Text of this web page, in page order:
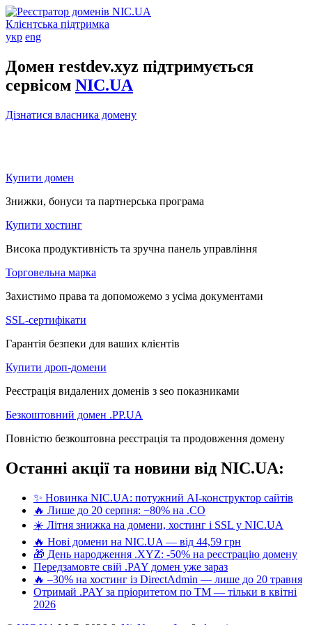
Клієнтська підтримка
укр eng
Домен restdev.xyz підтримується
сервісом NIC.UA
Дізнатися власника домену
Купити домен
Знижки, бонуси та партнерська програма
Купити хостинг
Висока продуктивність та зручна панель управління
Торговельна марка
Захистимо права та допоможемо з усіма документами
SSL-сертифікати
Гарантія безпеки для ваших клієнтів
Купити дроп-домени
Реєстрація видалених доменів з seo показниками
Безкоштовний домен .PP.UA
Повністю безкоштовна реєстрація та продовження домену
Останні акції та новини від NIC.UA:
✨ Новинка NIC.UA: потужний AI-конструктор сайтів
🔥 Лише до 20 серпня: −80% на .CO
☀️ Літня знижка на домени, хостинг і SSL у NIC.UA
🔥 Нові домени на NIC.UA — від 44,59 грн
🎁 День народження .XYZ: -50% на реєстрацію домену
Передзамовте свій .PAY домен уже зараз
🔥 –30% на хостинг із DirectAdmin — лише до 20 травня
Отримай .PAY за пріоритетом по ТМ — тільки в квітні
2026